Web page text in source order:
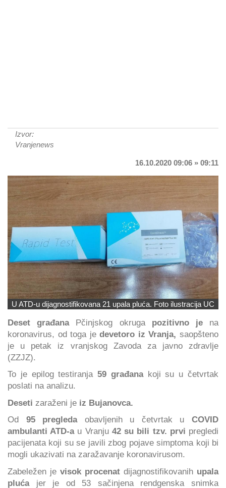
Izvor:
Vranjenews
16.10.2020 09:06 » 09:11
U ATD-u dijagnostifikovana 21 upala pluća. Foto ilustracija UC
Deset građanaPčinjskog okruga pozitivno je na
koronavirus, od toga jedevetoro iz Vranja, saopšteno
je u petak iz vranjskog Zavoda za javno zdravlje
(ZZJZ).
To je epilog testiranja 59 građanakoji su u četvrtak
poslati na analizu.
Deseti zaraženi je iz Bujanovca.
Od 95 pregledaobavljenih u četvrtak uCOVID
ambulanti ATD-au Vranju 42 su bili tzv. prvi pregledi
pacijenata koji su se javili zbog pojave simptoma koji bi
mogli ukazivati na zaražavanje koronavirusom.
Zabeležen je visok procenat dijagnostifikovanih upala
plućajer je od 53 sačinjena rendgenska snimka